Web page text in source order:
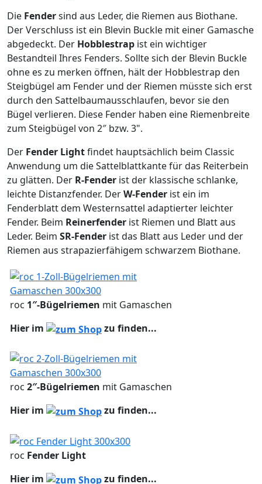
Die Fendersind aus Leder, die Riemen aus Biothane.
Der Verschluss ist ein Blevin Buckle mit einer Gamasche
abgedeckt. Der Hobblestrap ist ein wichtiger
Bestandteil Ihres Fenders. Sollte sich der Blevin Buckle
ohne es zu merken öffnen, hält der Hobblestrap den
Steigbügel am Fender und der Riemen müsste sich erst
durch den Sattelbaumausschlaufen, bevor sie den
Bügel verlieren. Diese Fender haben eine Riemenbreite
zum Steigbügel von 2″ bzw. 3".
Der Fender Lightfindet hauptsächlich beim Classic
Anwendung um die Sattelblattkante für das Reiterbein
zu glätten. Der R-Fender ist der klassische schlanke,
leichte Distanzfender. DerW-Fender ist ein im
Fenderblatt dem Westernsattel adaptierter leichter
Fender. Beim Reinerfender ist Riemen und Blatt aus
Leder. Beim SR-Fender ist das Blatt aus Leder und der
Riemen aus strapazierfähigem schwarzem Biothane.
roc 1″-Bügelriemen mit Gamaschen
Hier im
zu finden...
roc 2″-Bügelriemen mit Gamaschen
Hier im
zu finden...
roc Fender Light
Hier im
zu finden...